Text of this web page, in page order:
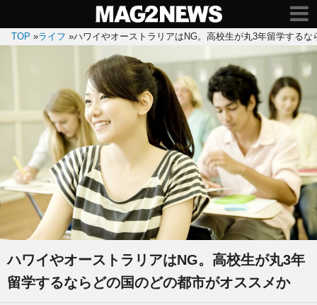
TOP »ライフ »ハワイやオーストラリアはNG。高校生が丸3年留学する
ハワイやオーストラリアはNG。高校生が丸3年
留学するならどの国のどの都市がオススメか